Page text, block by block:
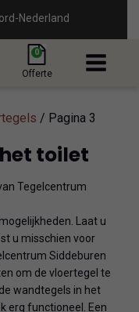
0
Offerte
/ Pagina 3
toilet
Tegelcentrum
Laat u
u misschien voor
Siddeburen
om de vloertegel te
wandtegels in het
erg functioneel. Een